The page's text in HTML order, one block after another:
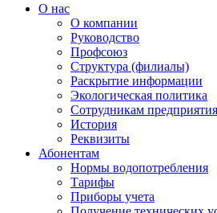
О нас
О компании
Руководство
Профсоюз
Структура (филиалы)
Раскрытие информации
Экологическая политика
Сотрудникам предприятия
История
Реквизиты
Абонентам
Нормы водопотребления
Тарифы
Приборы учета